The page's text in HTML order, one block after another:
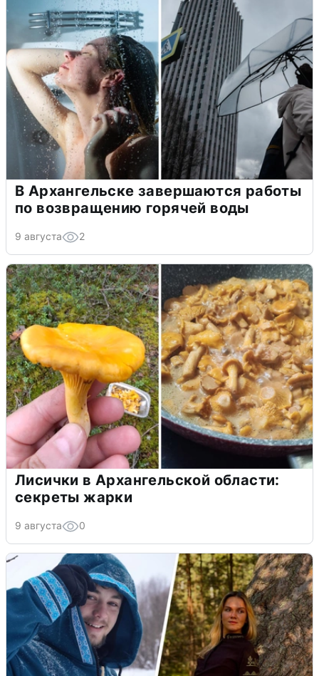
В Архангельске завершаются работы
по возвращению горячей воды
9 августа 2
Лисички в Архангельской области:
секреты жарки
9 августа 0